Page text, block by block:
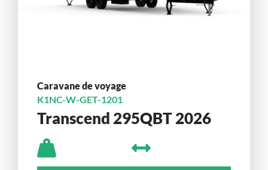
Caravane de voyage
K1NC-W-GET-1201
Transcend 295QBT 2026